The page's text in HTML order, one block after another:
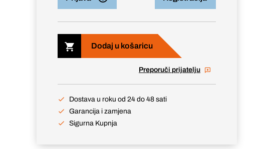
Dodaj u košaricu
Preporuči prijatelju
Dostava u roku od 24 do 48 sati
Garancija i zamjena
Sigurna Kupnja